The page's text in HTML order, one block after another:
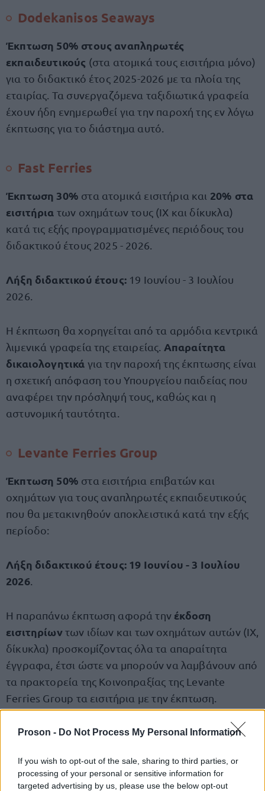
Proson - Do Not Process My Personal Information
If you wish to opt-out of the sale, sharing to third parties, or
processing of your personal or sensitive information for
targeted advertising by us, please use the below opt-out
Dodekanisos Seaways
Έκπτωση 50% στους αναπληρωτές
εκπαιδευτικούς (στα ατομικά τους εισιτήρια μόνο)
για το διδακτικό έτος 2025-2026 με τα πλοία της
εταιρίας. Τα συνεργαζόμενα ταξιδιωτικά γραφεία
έχουν ήδη ενημερωθεί για την παροχή της εν λόγω
έκπτωσης για το διάστημα αυτό.
⁠Fast Ferries
Έκπτωση 30% στα ατομικά εισιτήρια και 20% στα
εισιτήρια των οχημάτων τους (IX και δίκυκλα)
κατά τις εξής προγραμματισμένες περιόδους του
διδακτικού έτους 2025 - 2026.
Λήξη διδακτικού έτους: 19 Ιουνίου - 3 Ιουλίου
2026.
Η έκπτωση θα χορηγείται από τα αρμόδια κεντρικά
λιμενικά γραφεία της εταιρείας. Απαραίτητα
δικαιολογητικά για την παροχή της έκπτωσης είναι
η σχετική απόφαση του Υπουργείου παιδείας που
αναφέρει την πρόσληψή τους, καθώς και η
αστυνομική ταυτότητα.
⁠Levante Ferries Group
Έκπτωση 50% στα εισιτήρια επιβατών και
οχημάτων για τους αναπληρωτές εκπαιδευτικούς
που θα μετακινηθούν αποκλειστικά κατά την εξής
περίοδο:
Λήξη διδακτικού έτους: 19 Ιουνίου - 3 Ιουλίου
2026.
Η παραπάνω έκπτωση αφορά την έκδοση
εισιτηρίωντων ιδίων και των οχημάτων αυτών (ΙΧ,
δίκυκλα) προσκομίζοντας όλα τα απαραίτητα
έγγραφα, έτσι ώστε να μπορούν να λαμβάνουν από
τα πρακτορεία της Κοινοπραξίας της Levante
Ferries Group τα εισιτήρια με την έκπτωση.
Μινωικές Γραμμές (Minoan Lines)
Έκπτωση 50% στα εισιτήριατων αναπληρωτών
πρωτοβάθμιας & δευτεροβάθμιας εκπαίδευσης για